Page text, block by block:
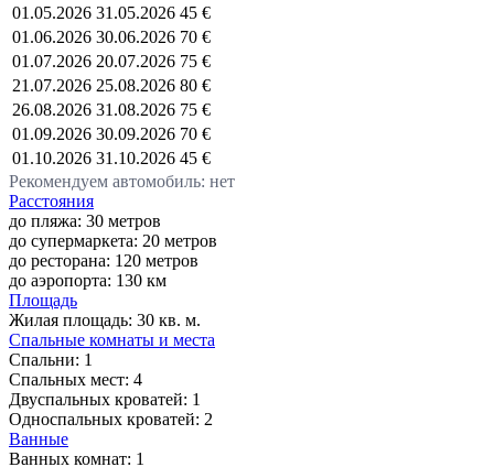
01.05.2026 31.05.2026 45 €
01.06.2026 30.06.2026 70 €
01.07.2026 20.07.2026 75 €
21.07.2026 25.08.2026 80 €
26.08.2026 31.08.2026 75 €
01.09.2026 30.09.2026 70 €
01.10.2026 31.10.2026 45 €
Рекомендуем автомобиль: нет
Расстояния
до пляжа: 30 метров
до супермаркета: 20 метров
до ресторана: 120 метров
до аэропорта: 130 км
Площадь
Жилая площадь: 30 кв. м.
Спальные комнаты и места
Спальни: 1
Спальных мест: 4
Двуспальных кроватей: 1
Односпальных кроватей: 2
Ванные
Ванных комнат: 1